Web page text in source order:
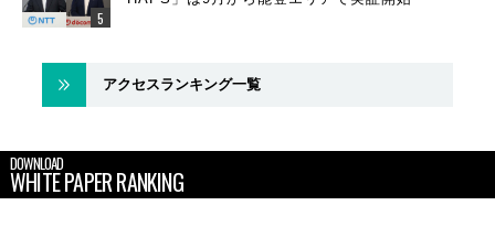
アクセスランキング一覧
DOWNLOAD
WHITE PAPER RANKING